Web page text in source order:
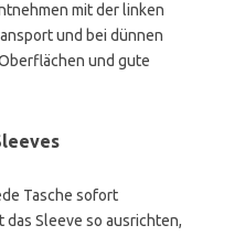
mit der linken
und bei dünnen
und gute
Tasche sofort
Sleeve so ausrichten,